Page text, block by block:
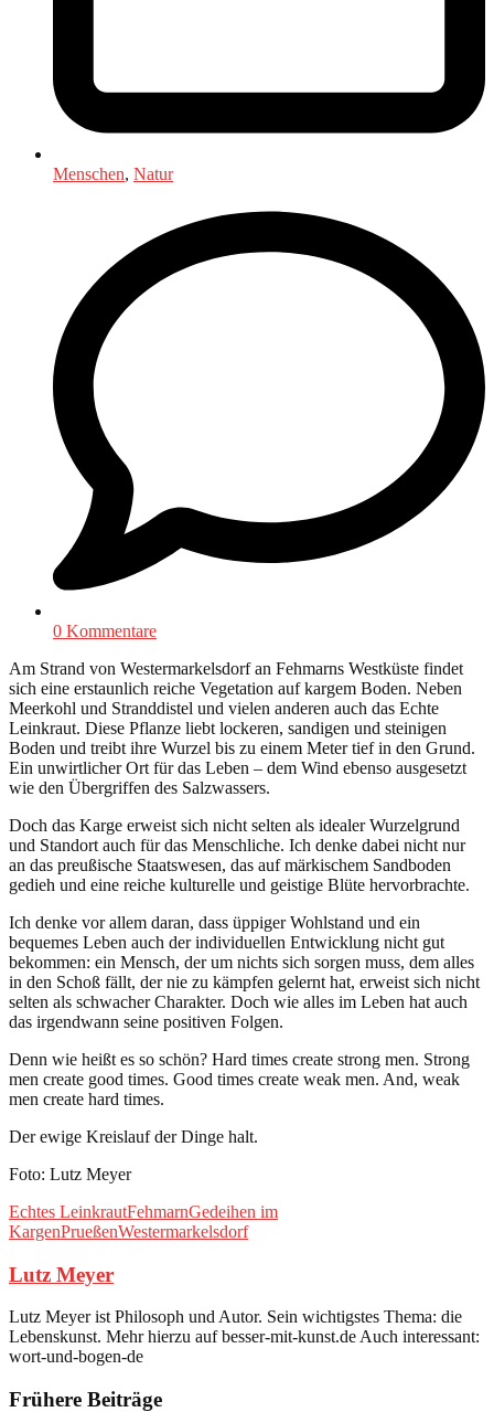
Menschen, Natur
0 Kommentare
Am Strand von Westermarkelsdorf an Fehmarns Westküste findet
sich eine erstaunlich reiche Vegetation auf kargem Boden. Neben
Meerkohl und Stranddistel und vielen anderen auch das Echte
Leinkraut. Diese Pflanze liebt lockeren, sandigen und steinigen
Boden und treibt ihre Wurzel bis zu einem Meter tief in den Grund.
Ein unwirtlicher Ort für das Leben – dem Wind ebenso ausgesetzt
wie den Übergriffen des Salzwassers.
Doch das Karge erweist sich nicht selten als idealer Wurzelgrund
und Standort auch für das Menschliche. Ich denke dabei nicht nur
an das preußische Staatswesen, das auf märkischem Sandboden
gedieh und eine reiche kulturelle und geistige Blüte hervorbrachte.
Ich denke vor allem daran, dass üppiger Wohlstand und ein
bequemes Leben auch der individuellen Entwicklung nicht gut
bekommen: ein Mensch, der um nichts sich sorgen muss, dem alles
in den Schoß fällt, der nie zu kämpfen gelernt hat, erweist sich nicht
selten als schwacher Charakter. Doch wie alles im Leben hat auch
das irgendwann seine positiven Folgen.
Denn wie heißt es so schön? Hard times create strong men. Strong
men create good times. Good times create weak men. And, weak
men create hard times.
Der ewige Kreislauf der Dinge halt.
Foto: Lutz Meyer
Echtes LeinkrautFehmarnGedeihen im
KargenPrueßenWestermarkelsdorf
Lutz Meyer
Lutz Meyer ist Philosoph und Autor. Sein wichtigstes Thema: die
Lebenskunst. Mehr hierzu auf besser-mit-kunst.de Auch interessant:
wort-und-bogen-de
Frühere Beiträge